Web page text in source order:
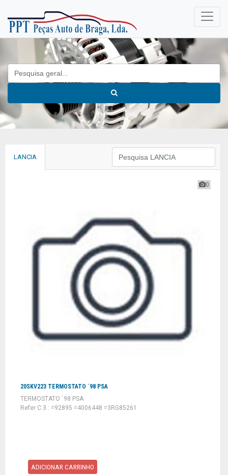
LANCIA
0
20SKV223 TERMOSTATO ´98 PSA
TERMOSTATO ´98 PSA
Refer C 3 : =92895 =4006448 =3RG85261
ADICIONAR CARRINHO